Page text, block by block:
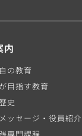
内
の教育
目指す教育
史
ッセージ・役員紹介